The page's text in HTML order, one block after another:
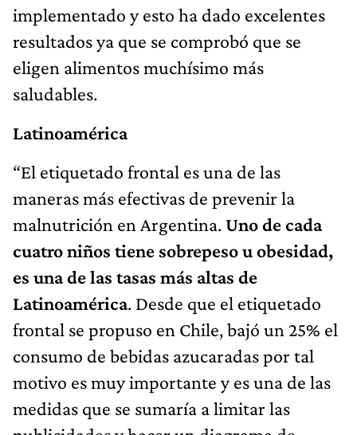
implementado y esto ha dado excelentes
resultados ya que se comprobó que se
eligen alimentos muchísimo más
saludables.
Latinoamérica
“El etiquetado frontal es una de las
maneras más efectivas de prevenir la
malnutrición en Argentina.Uno de cada
cuatro niños tiene sobrepeso u obesidad,
es una de las tasas más altas de
Latinoamérica. Desde que el etiquetado
frontal se propuso en Chile, bajó un 25% el
consumo de bebidas azucaradas por tal
motivo es muy importante y es una de las
medidas que se sumaría a limitar las